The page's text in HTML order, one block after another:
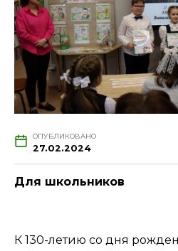
ОПУБЛИКОВАНО
27.02.2024
Для школьников
К 130-летию со дня